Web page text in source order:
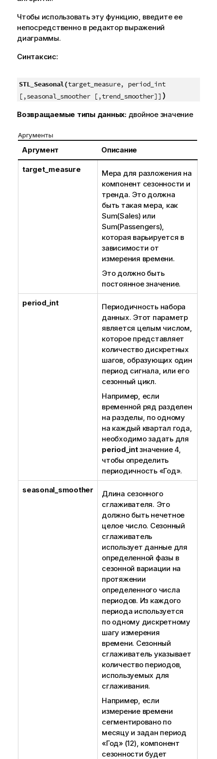
Чтобы использовать эту функцию, введите ее
непосредственно в редактор выражений
диаграммы.
Синтаксис:
STL_Seasonal(target_measure, period_int
[,seasonal_smoother [,trend_smoother]] )
Возвращаемые типы данных: двойное значение
Аргументы
Аргумент Описание
target_measure
Мера для разложения на
компонент сезонности и
тренда. Это должна
быть такая мера, как
Sum(Sales) или
Sum(Passengers),
которая варьируется в
зависимости от
измерения времени.
Это должно быть
постоянное значение.
period_int
Периодичность набора
данных. Этот параметр
является целым числом,
которое представляет
количество дискретных
шагов, образующих один
период сигнала, или его
сезонный цикл.
Например, если
временной ряд разделен
на разделы, по одному
на каждый квартал года,
необходимо задать для
period_intзначение 4,
чтобы определить
периодичность «Год».
seasonal_smoother
Длина сезонного
сглаживателя. Это
должно быть нечетное
целое число. Сезонный
сглаживатель
использует данные для
определенной фазы в
сезонной вариации на
протяжении
определенного числа
периодов. Из каждого
периода используется
по одному дискретному
шагу измерения
времени. Сезонный
сглаживатель указывает
количество периодов,
используемых для
сглаживания.
Например, если
измерение времени
сегментировано по
месяцу и задан период
«Год» (12), компонент
сезонности будет